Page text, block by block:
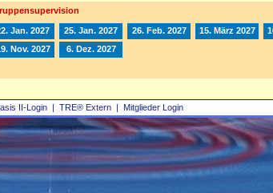
II‑Login | TRE® Extern | Mitglieder Login
Jan. 2027 25. Jan. 2027 26. Feb. 2027 15. März 2027
Nov. 2027 6. Dez. 2027